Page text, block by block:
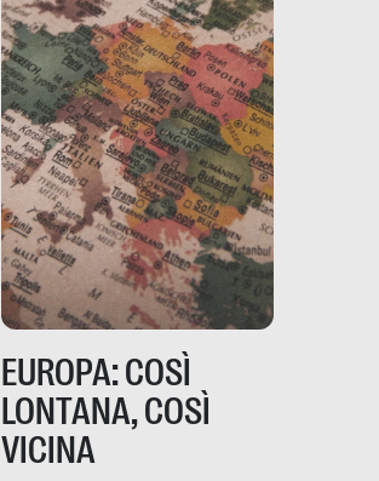
EUROPA: COSÌ
LONTANA, COSÌ
VICINA